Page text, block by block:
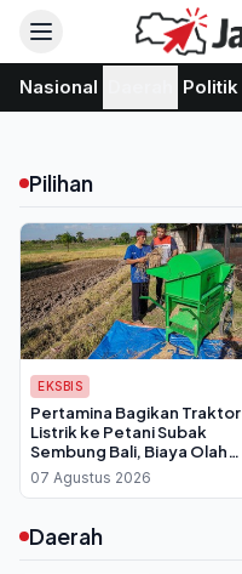
Nasional Politik
Pilihan
EKSBIS
Pertamina Bagikan Traktor
Listrik ke Petani Subak
Sembung Bali, Biaya Olah
Lahan Dipangkas Drastis
07 Agustus 2026
Daerah